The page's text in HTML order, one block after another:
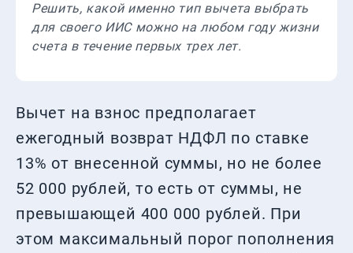
Решить, какой именно тип вычета выбрать
для своего ИИС можно на любом году жизни
счета в течение первых трех лет.
Вычет на взнос предполагает
ежегодный возврат НДФЛ по ставке
13% от внесенной суммы, но не более
52 000 рублей, то есть от суммы, не
превышающей 400 000 рублей. При
этом максимальный порог пополнения